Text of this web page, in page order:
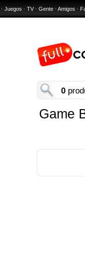
· Juegos · TV · Gente · Amigos ·
0
Game